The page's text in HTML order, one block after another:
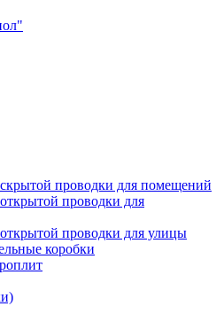
проводки для помещений
проводки для
проводки для улицы
коробки